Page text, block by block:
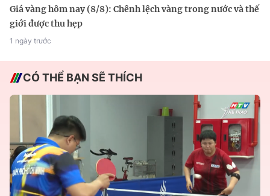
Giá vàng hôm nay (8/8): Chênh lệch vàng trong nước và thế
giới được thu hẹp
1 ngày trước
CÓ THỂ BẠN SẼ THÍCH